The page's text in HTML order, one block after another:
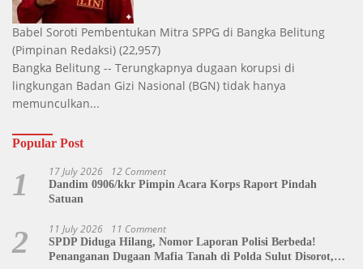
Babel Soroti Pembentukan Mitra SPPG di Bangka Belitung
(Pimpinan Redaksi) (22,957)
Bangka Belitung -- Terungkapnya dugaan korupsi di
lingkungan Badan Gizi Nasional (BGN) tidak hanya
memunculkan...
Popular Post
1 17 July 2026 12 Comment
Dandim 0906/kkr Pimpin Acara Korps Raport Pindah
Satuan
2 11 July 2026 11 Comment
SPDP Diduga Hilang, Nomor Laporan Polisi Berbeda!
Penanganan Dugaan Mafia Tanah di Polda Sulut Disorot,